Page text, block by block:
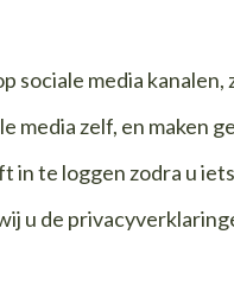
sociale media kanalen,
media zelf, en maken
te loggen zodra u
u de